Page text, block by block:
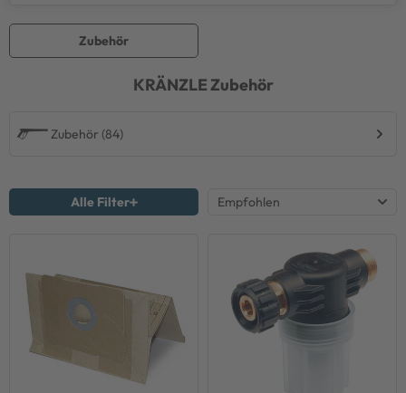
Zubehör
KRÄNZLEZubehör
Zubehör (84)
Alle Filter